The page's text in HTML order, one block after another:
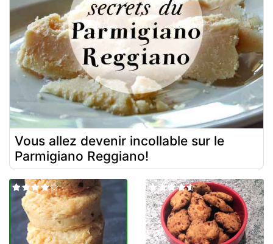
Vous allez devenir incollable sur le
Parmigiano Reggiano!